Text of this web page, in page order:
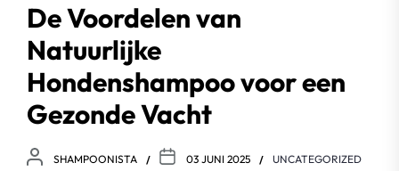
De Voordelen van
Natuurlijke
Hondenshampoo voor een
Gezonde Vacht
SHAMPOONISTA 03 JUNI 2025 UNCATEGORIZED